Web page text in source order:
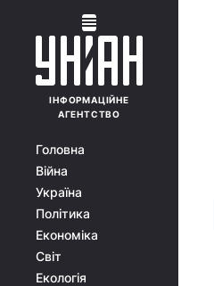
ІНФОРМАЦІЙНЕ
АГЕНТСТВО
Головна
Війна
Україна
Політика
Економіка
Світ
Екологія